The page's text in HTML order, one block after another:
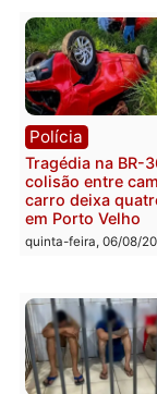
Categorias
Política
Você